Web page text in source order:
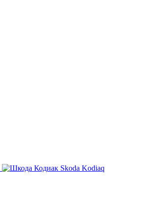
Skoda Kodiaq